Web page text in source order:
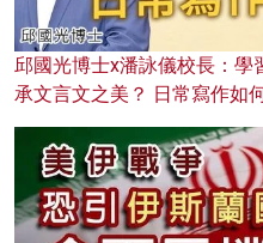
邱國光博士x潘詠儀校長：學
承文言文之美？ 日常寫作如